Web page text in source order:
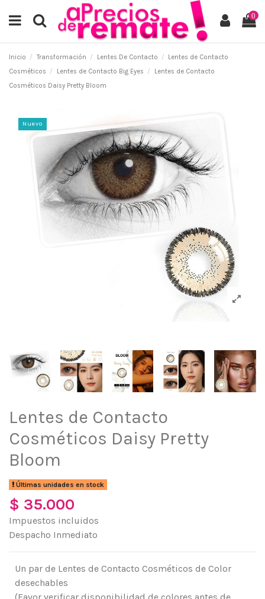
0
Inicio Transformación Lentes De Contacto
Lentes de Contacto
Cosméticos
Lentes de Contacto Big Eyes
Lentes de Contacto
Cosméticos Daisy Pretty Bloom
Nuevo
Lentes de Contacto
Cosméticos Daisy Pretty
Bloom
Últimas unidades en stock
$ 35.000
Impuestos incluidos
Despacho Inmediato
Un par de Lentes de Contacto Cosméticos de Color
desechables